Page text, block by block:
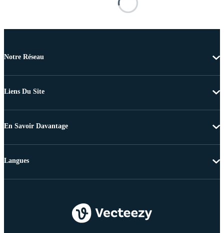
Notre Réseau
Liens Du Site
En Savoir Davantage
Langues